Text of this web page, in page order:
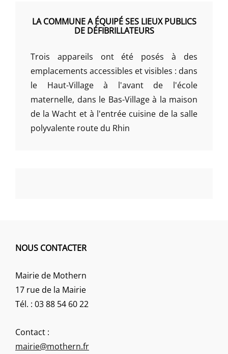
LA COMMUNE A ÉQUIPÉ SES LIEUX PUBLICS
DE DÉFIBRILLATEURS
Trois appareils ont été posés à des
emplacements accessibles et visibles : dans
le Haut-Village à l'avant de l'école
maternelle, dans le Bas-Village à la maison
de la Wacht et à l'entrée cuisine de la salle
polyvalente route du Rhin
NOUS CONTACTER
Mairie de Mothern
17 rue de la Mairie
Tél. : 03 88 54 60 22
Contact :
mairie@mothern.fr